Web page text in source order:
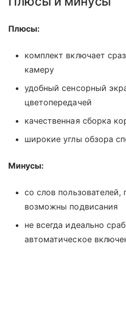
Плюсы:
комплект включает
камеру
удобный сенсорный
цветопередачей
качественная сборка
широкие углы обзора
Минусы:
со слов
возможны подвисания
не всегда идеально
автоматическое